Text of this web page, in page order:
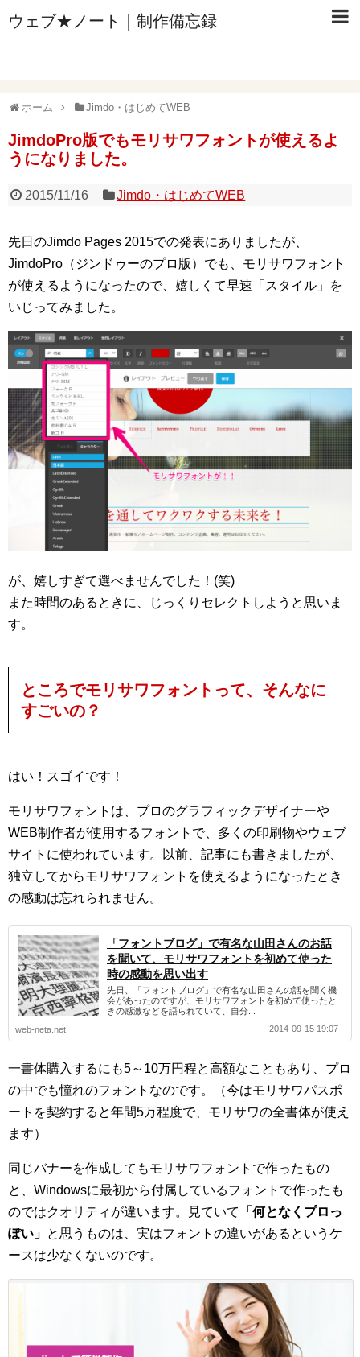
ウェブ★ノート｜制作備忘録
ホーム Jimdo・はじめてWEB
JimdoPro版でもモリサワフォントが使えるよ
うになりました。
2015/11/16 Jimdo・はじめてWEB
先日のJimdo Pages 2015での発表にありましたが、
JimdoPro（ジンドゥーのプロ版）でも、モリサワフォント
が使えるようになったので、嬉しくて早速「スタイル」を
いじってみました。
が、嬉しすぎて選べませんでした！(笑)
また時間のあるときに、じっくりセレクトしようと思いま
す。
ところでモリサワフォントって、そんなに
すごいの？
はい！スゴイです！
モリサワフォントは、プロのグラフィックデザイナーや
WEB制作者が使用するフォントで、多くの印刷物やウェブ
サイトに使われています。以前、記事にも書きましたが、
独立してからモリサワフォントを使えるようになったとき
の感動は忘れられません。
「フォントブログ」で有名な山田さんのお話
を聞いて、モリサワフォントを初めて使った
時の感動を思い出す
先日、「フォントブログ」で有名な山田さんの話を聞く機
会があったのですが、モリサワフォントを初めて使ったと
きの感激などを語られていて、自分...
web-neta.net
2014-09-15 19:07
一書体購入するにも5～10万円程と高額なこともあり、プロ
の中でも憧れのフォントなのです。（今はモリサワパスポ
ートを契約すると年間5万程度で、モリサワの全書体が使え
ます）
同じバナーを作成してもモリサワフォントで作ったもの
と、Windowsに最初から付属しているフォントで作ったも
のではクオリティが違います。見ていて
「何となくプロっ
ぽい」 と思うものは、実はフォントの違いがあるというケ
ースは少なくないのです。